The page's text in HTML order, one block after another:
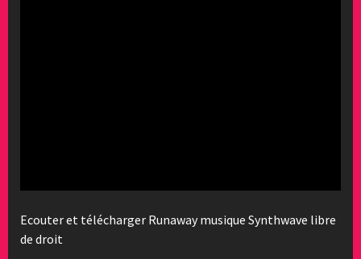
Ecouter et télécharger Runaway musique Synthwave libre
de droit